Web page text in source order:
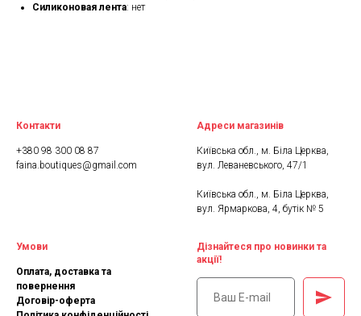
Силиконовая лента: нет
Контакти
+380 98 300 08 87
faina.boutiques@gmail.com
Адреси магазинів
Київська обл., м. Біла Церква,
вул. Леваневського, 47/1
Київська обл., м. Біла Церква,
вул. Ярмаркова, 4, бутік № 5
Умови
Оплата, доставка та
повернення
Договір-оферта
Дізнайтеся про новинки та
акції!